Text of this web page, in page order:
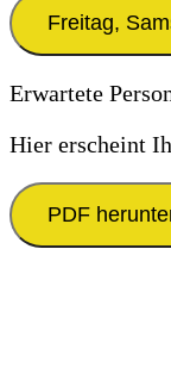
Freitag,
Erwartete
Hier erscheint
PDF